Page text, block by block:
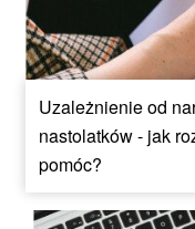
Uzależnienie od
nastolatków - jak
pomóc?